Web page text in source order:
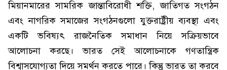
মিয়ানমারের সামরিক জান্তাবিরোধী শক্তি, জাতিগত সংগঠন
এবং নাগরিক সমাজের সংগঠনগুলো যুক্তরাষ্ট্রীয় ব্যবস্থা এবং
একটি ভবিষ্যৎ রাজনৈতিক সমাধান নিয়ে সক্রিয়ভাবে
আলোচনা করছে। ভারত সেই আলোচনাকে গণতান্ত্রিক
বিশ্বাসযোগ্যতা দিয়ে সমর্থন করতে পারে। কিন্তু ভারত তা করবে